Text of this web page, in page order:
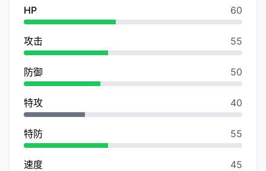
HP 60
攻击 55
防御 50
特攻 40
特防 55
速度 45